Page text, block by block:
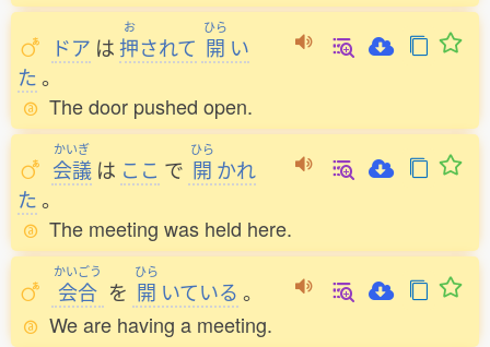
ドア は
お
押されて
ひら
開 い
た。
The door pushed open.
かいぎ
会議 は ここ で
ひら
開 かれ
た。
The meeting was held here.
かいごう
会合 を
ひら
開 いている 。
We are having a meeting.